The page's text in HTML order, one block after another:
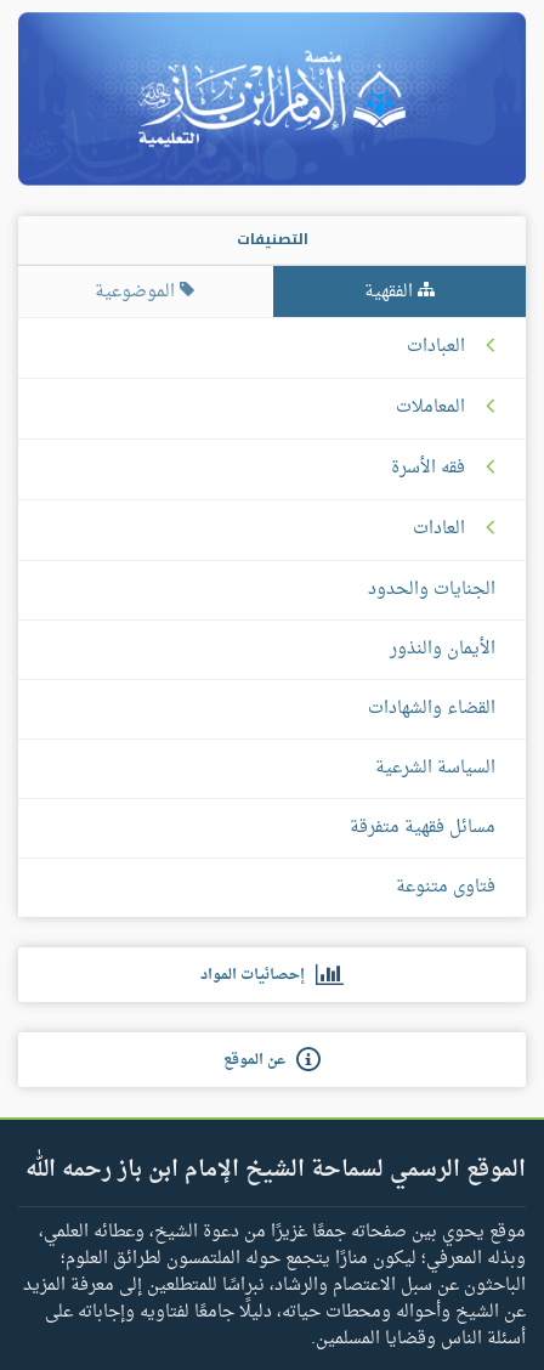
التصنيفات
الفقهية
الموضوعية
العبادات
المعاملات
فقه الأسرة
العادات
الجنايات والحدود
الأيمان والنذور
القضاء والشهادات
السياسة الشرعية
مسائل فقهية متفرقة
فتاوى متنوعة
إحصائيات المواد
عن الموقع
الموقع الرسمي لسماحة الشيخ الإمام ابن باز رحمه الله
موقع يحوي بين صفحاته جمعًا غزيرًا من دعوة الشيخ، وعطائه العلمي،
وبذله المعرفي؛ ليكون منارًا يتجمع حوله الملتمسون لطرائق العلوم؛
الباحثون عن سبل الاعتصام والرشاد، نبراسًا للمتطلعين إلى معرفة المزيد
عن الشيخ وأحواله ومحطات حياته، دليلًا جامعًا لفتاويه وإجاباته على
أسئلة الناس وقضايا المسلمين.